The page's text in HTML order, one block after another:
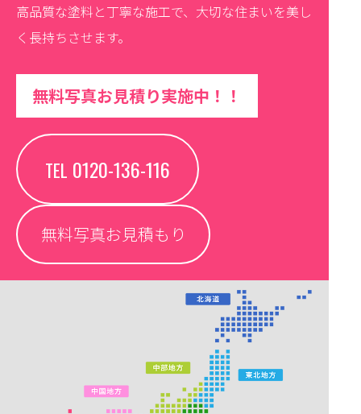
高品質な塗料と丁寧な施工で、大切な住まいを美し
く長持ちさせます。
無料写真お見積り実施中！！
TEL 0120-136-116
無料写真お見積もり